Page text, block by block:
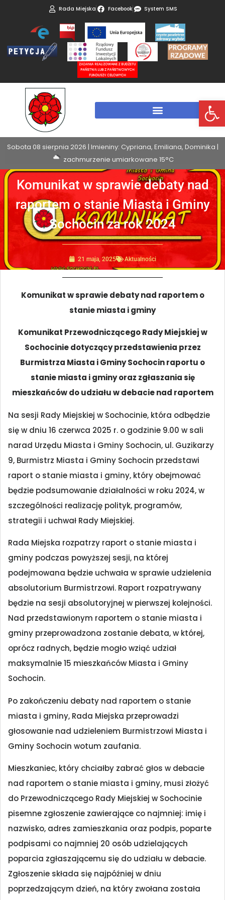
Rada Miejska Facebook System SMS
Sobota 08 sierpnia 2026 | Imieniny: Cypriana, Emiliana, Dominika |
zachmurzenie umiarkowane 15°C
Komunikat w sprawie debaty nad
raportem o stanie Miasta i Gminy
Sochocin za rok 2024
21 maja, 2025 Aktualności
Komunikat w sprawie debaty nad raportem o
stanie miasta i gminy
Komunikat Przewodniczącego Rady Miejskiej w
Sochocinie dotyczący przedstawienia przez
Burmistrza Miasta i Gminy Sochocin raportu o
stanie miasta i gminy oraz zgłaszania się
mieszkańców do udziału w debacie nad raportem
Na sesji Rady Miejskiej w Sochocinie, która odbędzie
się w dniu 16 czerwca 2025 r. o godzinie 9.00 w sali
narad Urzędu Miasta i Gminy Sochocin, ul. Guzikarzy
9, Burmistrz Miasta i Gminy Sochocin przedstawi
raport o stanie miasta i gminy, który obejmować
będzie podsumowanie działalności w roku 2024, w
szczególności realizację polityk, programów,
strategii i uchwał Rady Miejskiej.
Rada Miejska rozpatrzy raport o stanie miasta i
gminy podczas powyższej sesji, na której
podejmowana będzie uchwała w sprawie udzielenia
absolutorium Burmistrzowi. Raport rozpatrywany
będzie na sesji absolutoryjnej w pierwszej kolejności.
Nad przedstawionym raportem o stanie miasta i
gminy przeprowadzona zostanie debata, w której,
oprócz radnych, będzie mogło wziąć udział
maksymalnie 15 mieszkańców Miasta i Gminy
Sochocin.
Po zakończeniu debaty nad raportem o stanie
miasta i gminy, Rada Miejska przeprowadzi
głosowanie nad udzieleniem Burmistrzowi Miasta i
Gminy Sochocin wotum zaufania.
Mieszkaniec, który chciałby zabrać głos w debacie
nad raportem o stanie miasta i gminy, musi złożyć
do Przewodniczącego Rady Miejskiej w Sochocinie
pisemne zgłoszenie zawierające co najmniej: imię i
nazwisko, adres zamieszkania oraz podpis, poparte
podpisami co najmniej 20 osób udzielających
poparcia zgłaszającemu się do udziału w debacie.
Zgłoszenie składa się najpóźniej w dniu
poprzedzającym dzień, na który zwołana została